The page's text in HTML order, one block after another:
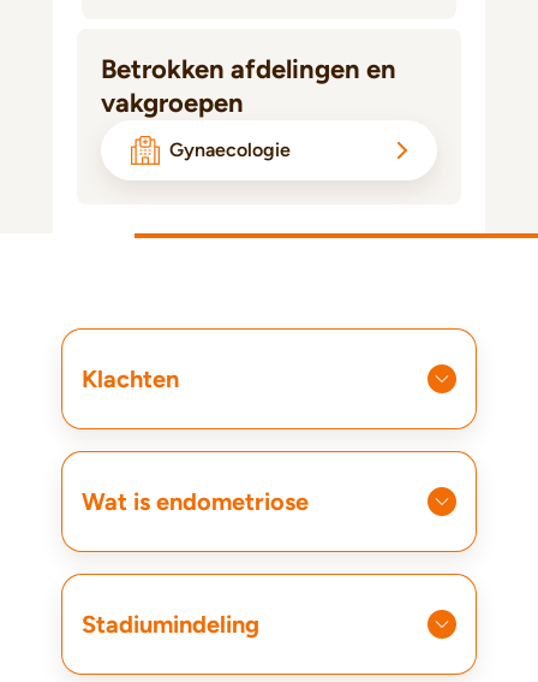
Betrokken afdelingen en
vakgroepen
Gynaecologie
Klachten
Wat is endometriose
Stadiumindeling